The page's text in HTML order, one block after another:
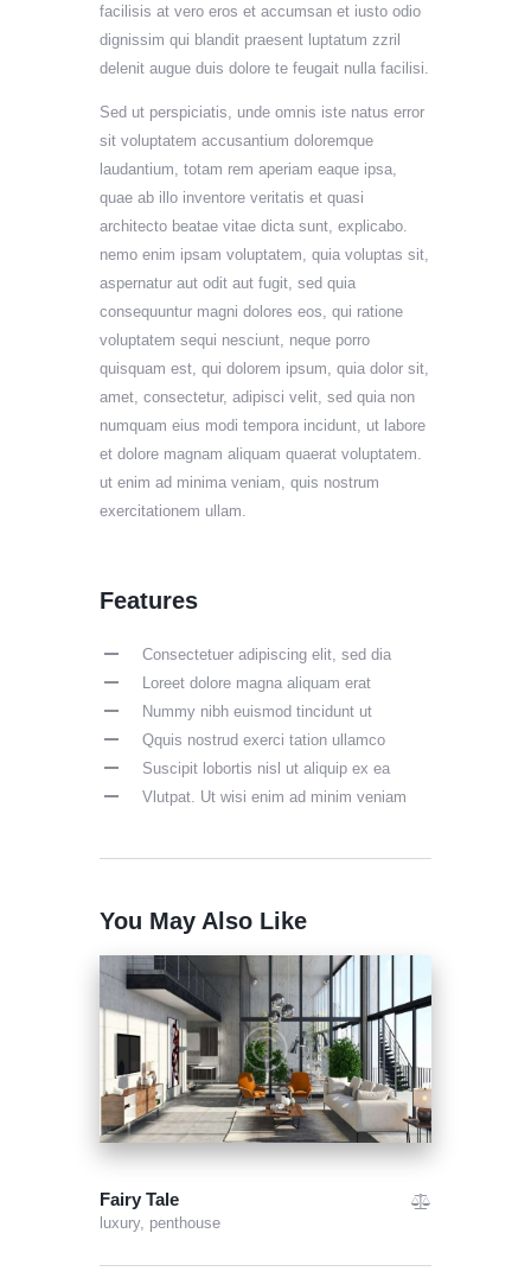
facilisis at vero eros et accumsan et iusto odio
dignissim qui blandit praesent luptatum zzril
delenit augue duis dolore te feugait nulla facilisi.
Sed ut perspiciatis, unde omnis iste natus error
sit voluptatem accusantium doloremque
laudantium, totam rem aperiam eaque ipsa,
quae ab illo inventore veritatis et quasi
architecto beatae vitae dicta sunt, explicabo.
nemo enim ipsam voluptatem, quia voluptas sit,
aspernatur aut odit aut fugit, sed quia
consequuntur magni dolores eos, qui ratione
voluptatem sequi nesciunt, neque porro
quisquam est, qui dolorem ipsum, quia dolor sit,
amet, consectetur, adipisci velit, sed quia non
numquam eius modi tempora incidunt, ut labore
et dolore magnam aliquam quaerat voluptatem.
ut enim ad minima veniam, quis nostrum
exercitationem ullam.
Features
Consectetuer adipiscing elit, sed dia
Loreet dolore magna aliquam erat
Nummy nibh euismod tincidunt ut
Qquis nostrud exerci tation ullamco
Suscipit lobortis nisl ut aliquip ex ea
Vlutpat. Ut wisi enim ad minim veniam
You May Also Like
Fairy Tale
luxury, penthouse